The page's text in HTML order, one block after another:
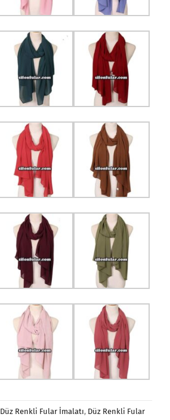
Düz Renkli Fular İmalatı, Düz Renkli Fular